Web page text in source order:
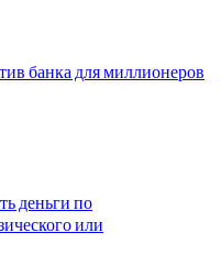
банка для миллионеров
деньги по
или